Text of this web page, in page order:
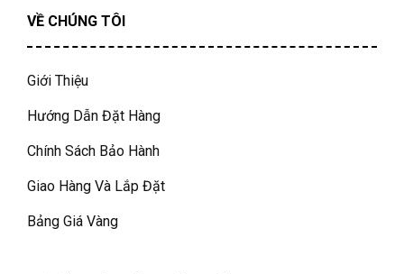
VỀ CHÚNG TÔI
Giới Thiệu
Hướng Dẫn Đặt Hàng
Chính Sách Bảo Hành
Giao Hàng Và Lắp Đặt
Bảng Giá Vàng